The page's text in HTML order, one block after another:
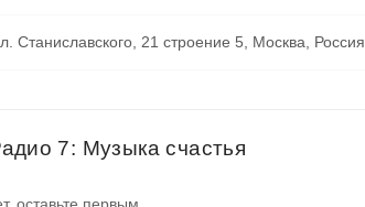
Станиславского, 21 строение 5, Москва, Россия
7: Музыка счастья